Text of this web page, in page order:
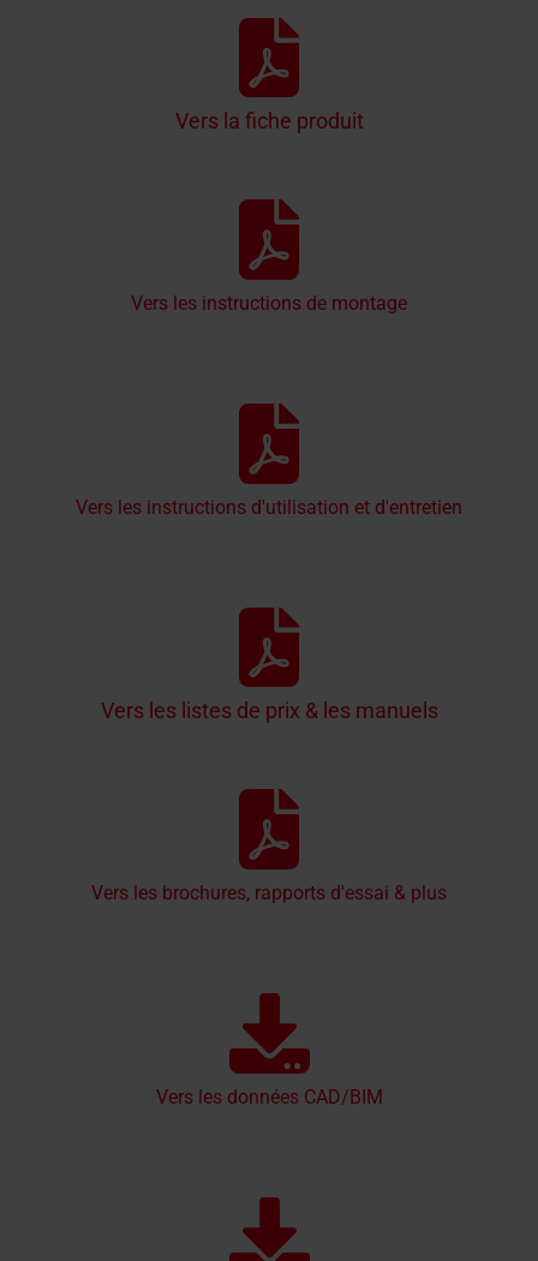
Vers la fiche produit
Vers les instructions de montage
Vers les instructions d'utilisation et d'entretien
Vers les listes de prix & les manuels
Vers les brochures, rapports d'essai & plus
Vers les données CAD/BIM